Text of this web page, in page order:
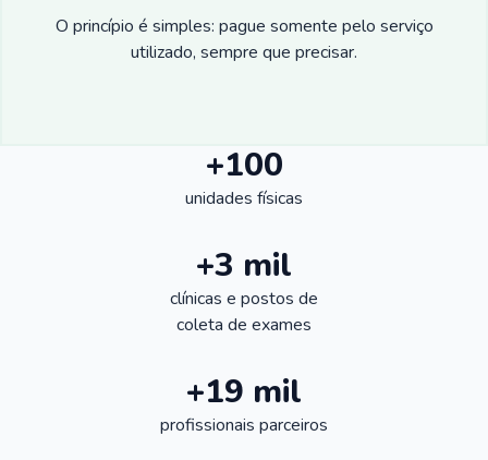
O princípio é simples: pague somente pelo serviço
utilizado, sempre que precisar.
+100
unidades físicas
+3 mil
clínicas e postos de
coleta de exames
+19 mil
profissionais parceiros